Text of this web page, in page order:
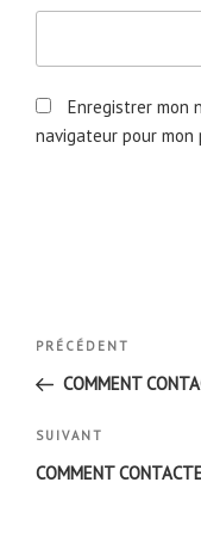
Enregistrer mon
navigateur pour mon
Navigation
l’article
Article
précédent
PRÉCÉDENT
COMMENT
Article
suivant
SUIVANT
COMMENT